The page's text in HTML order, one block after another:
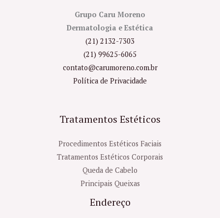
Grupo Caru Moreno
Dermatologia e Estética
(21) 2132-7303
(21) 99625-6065
contato@carumoreno.com.br
Política de Privacidade
Tratamentos Estéticos
Procedimentos Estéticos Faciais
Tratamentos Estéticos Corporais
Queda de Cabelo
Principais Queixas
Endereço